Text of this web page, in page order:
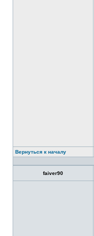
Вернуться к началу
faiver90